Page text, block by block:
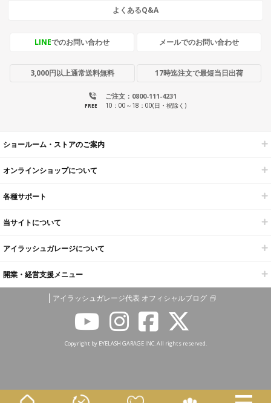
よくあるQ&A
LINEでのお問い合わせ メールでのお問い合わせ
3,000円以上通常送料無料 17時迄注文で最短当日出荷
ご注文：0800-111-4231
FREE 10：00～18：00(日・祝除く)
ショールーム・ストアのご案内
オンラインショップについて
各種サポート
当サイトについて
アイラッシュガレージについて
開業・経営支援メニュー
アイラッシュガレージ代表 オフィシャルブログ
Copyright by EYELASH GARAGE INC. All rights reserved.